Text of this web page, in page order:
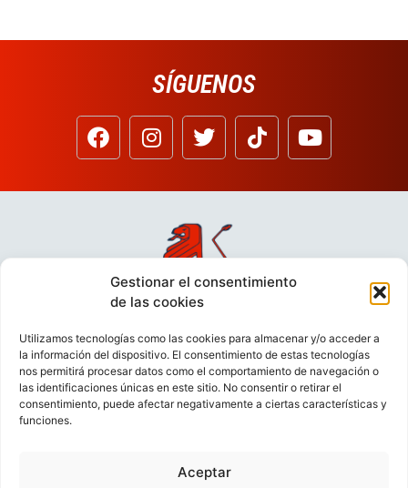
Gestionar el consentimiento
de las cookies
Utilizamos tecnologías como las cookies para almacenar y/o acceder a
la información del dispositivo. El consentimiento de estas tecnologías
nos permitirá procesar datos como el comportamiento de navegación o
las identificaciones únicas en este sitio. No consentir o retirar el
consentimiento, puede afectar negativamente a ciertas características y
funciones.
Aceptar
SÍGUENOS